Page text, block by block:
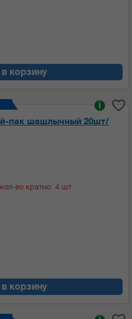
корзину
пак шашлычный 20шт/
i
во кратно: 4 шт
корзину